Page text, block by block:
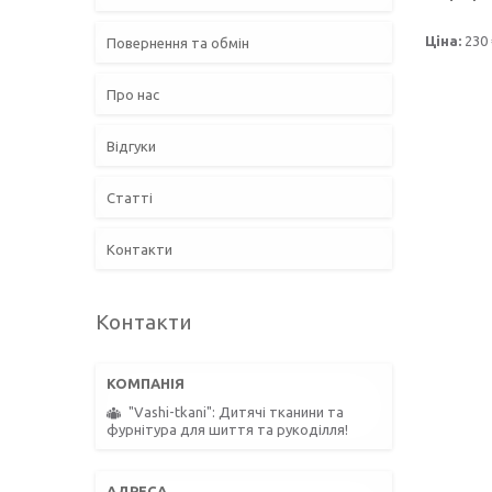
Ціна: 230
Повернення та обмін
Про нас
Відгуки
Статті
Контакти
Контакти
"Vashi-tkani": Дитячі тканини та
фурнітура для шиття та рукоділля!